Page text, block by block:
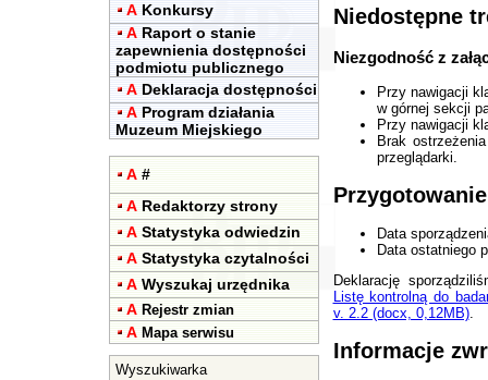
A Konkursy
A Raport o stanie
zapewnienia dostępności
podmiotu publicznego
A Deklaracja dostępności
A Program działania
Muzeum Miejskiego
A #
A Redaktorzy strony
A Statystyka odwiedzin
A Statystyka czytalności
A Wyszukaj urzędnika
A Rejestr zmian
A Mapa serwisu
Wyszukiwarka
Niedostępne
Niezgodność z
Przy nawigacji
w górnej sekcji
Przy nawigacji
Brak
przeglądarki.
Data
Data ostatniego
Deklarację
Listę kontrolną do
v. 2.2 (docx, 0,12MB).
Informacje